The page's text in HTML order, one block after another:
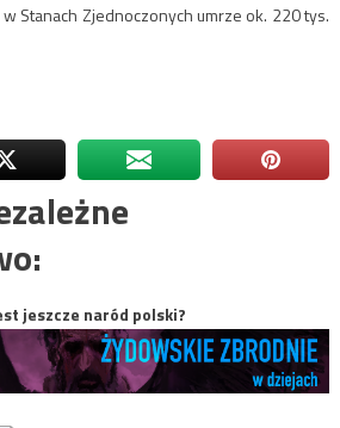
Stanach Zjednoczonych umrze ok. 220 tys.
jeszcze naród polski?